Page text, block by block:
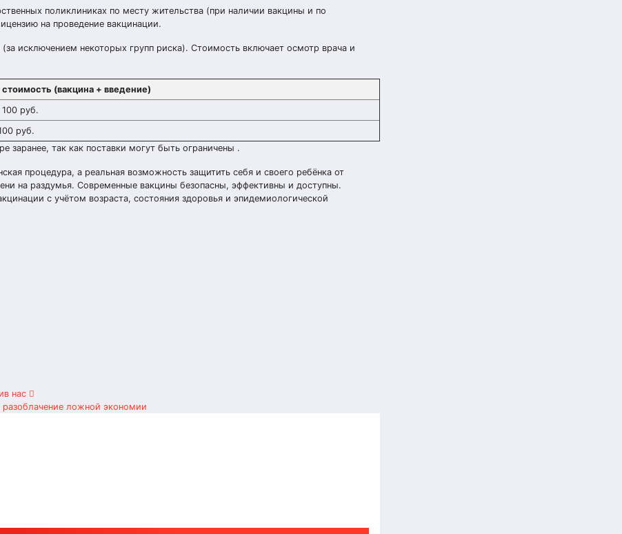
поликлиниках по месту жительства (при наличии вакцины и по
на проведение вакцинации.
исключением некоторых групп риска). Стоимость включает осмотр врача и
(вакцина + введение)
руб.
руб.
заранее, так как поставки могут быть ограничены .
процедура, а реальная возможность защитить себя и своего ребёнка от
на раздумья. Современные вакцины безопасны, эффективны и доступны.
с учётом возраста, состояния здоровья и эпидемиологической
нас
ложной экономии